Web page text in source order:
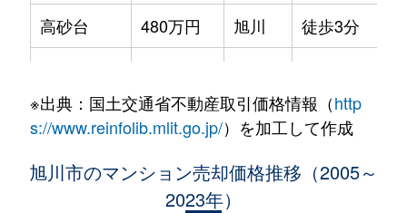
高砂台
480万円 旭川 徒歩3分
錦町
850万円 旭川 徒歩45分
1,700万円
※出典：国土交通省不動産取引価格情報（http
s://www.reinfolib.mlit.go.jp/）を加工して作成
旭川市のマンション売却価格推移（2005～
2023年）